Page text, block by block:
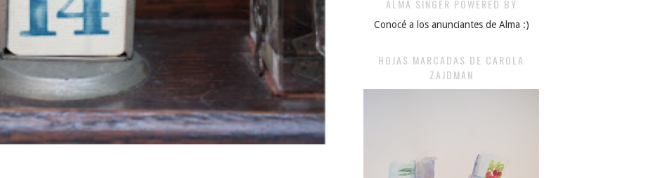
ALMA SINGER POWERED BY
Conocé a los anunciantes de Alma :)
HOJAS MARCADAS DE CAROLA
ZAJDMAN